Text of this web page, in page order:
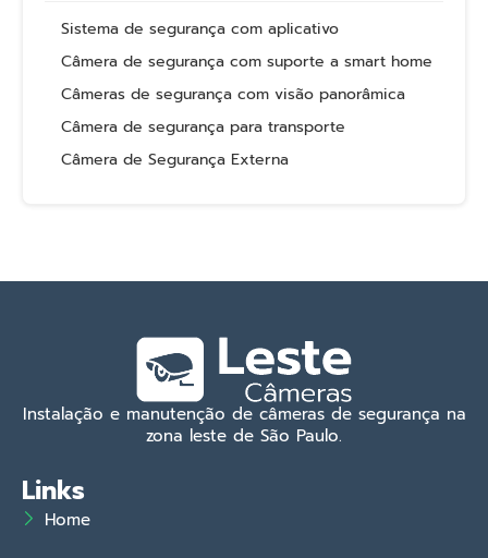
Sistema de segurança com aplicativo
Câmera de segurança com suporte a smart home
Câmeras de segurança com visão panorâmica
Câmera de segurança para transporte
Câmera de Segurança Externa
Instalação e manutenção de câmeras de segurança na
zona leste de São Paulo.
Links
Home